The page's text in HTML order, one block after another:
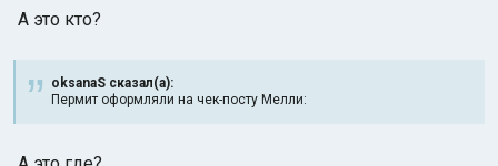
А это кто?
oksanaS сказал(а):
Пермит оформляли на чек-посту Мелли: